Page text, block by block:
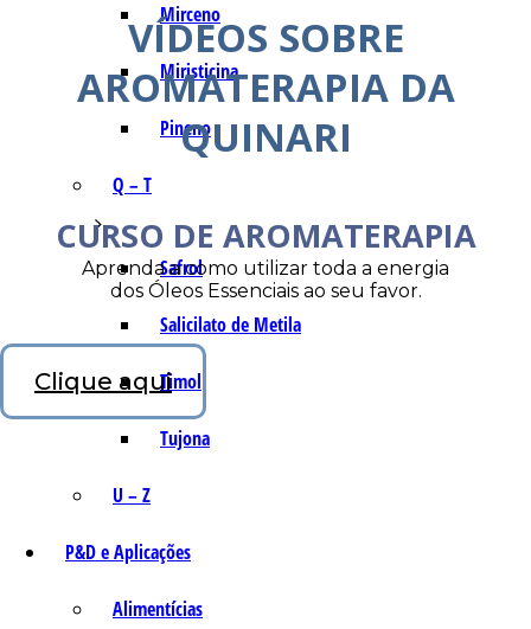
Mirceno
Miristicina
Pineno
Q – T
Safrol
Salicilato de Metila
Timol
Tujona
U – Z
P&D e Aplicações
Alimentícias
VÍDEOS SOBRE
AROMATERAPIA DA
QUINARI
CURSO DE AROMATERAPIA
Aprenda a como utilizar toda a energia
dos Óleos Essenciais ao seu favor.
Clique aqui